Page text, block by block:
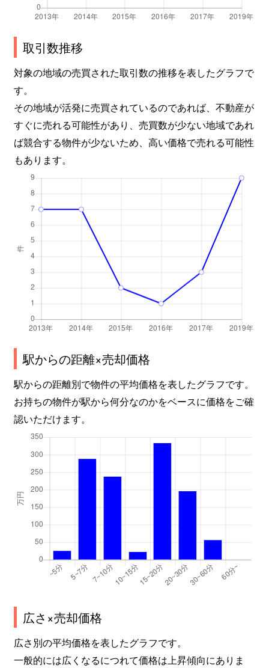
取引数推移
対象の地域の売買された取引数の推移を表したグラフで
す。
その地域が活発に売買されているのであれば、不動産が
すぐに売れる可能性があり、売買数が少ない地域であれ
ば競合する物件が少ないため、高い価格で売れる可能性
もあります。
駅からの距離×売却価格
駅からの距離別で物件の平均価格を表したグラフです。
お持ちの物件が駅から何分なのかをベースに価格をご確
認いただけます。
広さ×売却価格
広さ別の平均価格を表したグラフです。
一般的には広くなるにつれて価格は上昇傾向にありま